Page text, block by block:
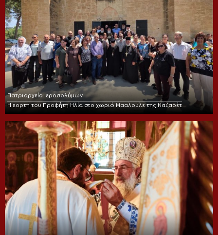
Πατριαρχείο Ιεροσολύμων
Η εορτή του Προφήτη Ηλία στο χωριό Μααλούλε της Ναζαρέτ